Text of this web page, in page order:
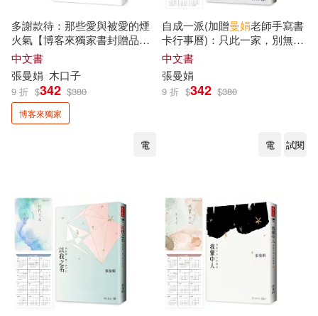
多謝款待：那些愛與被愛的煙
火氣【博客來獨家書封贈品
版】
中文書
張曼娟 木口子
9 折 $342 $380
博客來獨家
電
自成一派(加贈曼娟老師手寫書
卡行事曆)：只此一家，別無分
號
中文書
張曼娟
9 折 $342 $380
電 試閱